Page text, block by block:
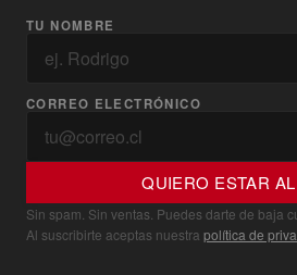
TU NOMBRE
CORREO ELECTRÓNICO
QUIERO ESTAR
Sin spam. Sin ventas. Puedes darte de baja
Al suscribirte aceptas nuestra política de